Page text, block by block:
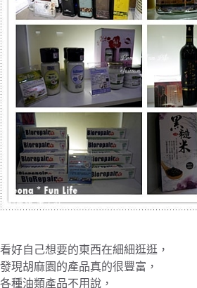
看好自己想要的東西在細細逛逛，
發現胡麻園的產品真的很豐富，
各種油類產品不用說，